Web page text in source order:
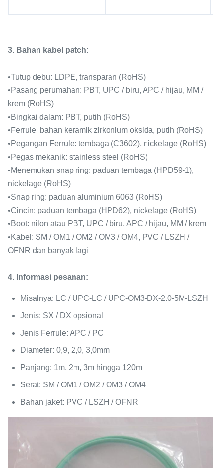
3. Bahan kabel patch:
•Tutup debu: LDPE, transparan (RoHS)
•Pasang perumahan: PBT, UPC / biru, APC / hijau, MM /
krem ​​(RoHS)
•Bingkai dalam: PBT, putih (RoHS)
•Ferrule: bahan keramik zirkonium oksida, putih (RoHS)
•Pegangan Ferrule: tembaga (C3602), nickelage (RoHS)
•Pegas mekanik: stainless steel (RoHS)
•Menemukan snap ring: paduan tembaga (HPD59-1),
nickelage (RoHS)
•Snap ring: paduan aluminium 6063 (RoHS)
•Cincin: paduan tembaga (HPD62), nickelage (RoHS)
•Boot: nilon atau PBT, UPC / biru, APC / hijau, MM / krem
•Kabel: SM / OM1 / OM2 / OM3 / OM4, PVC / LSZH /
OFNR dan banyak lagi
4. Informasi pesanan:
Misalnya: LC / UPC-LC / UPC-OM3-DX-2.0-5M-LSZH
Jenis: SX / DX opsional
Jenis Ferrule: APC / PC
Diameter: 0,9, 2,0, 3,0mm
Panjang: 1m, 2m, 3m hingga 120m
Serat: SM / OM1 / OM2 / OM3 / OM4
Bahan jaket: PVC / LSZH / OFNR